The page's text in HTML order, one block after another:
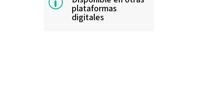
plataformas
digitales